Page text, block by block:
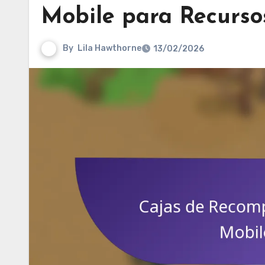
Mobile para
By Lila Hawthorne 13/02/2026